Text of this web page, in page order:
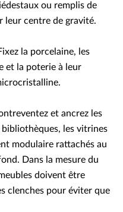
ou remplis de
leur centre de gravité.
la porcelaine, les
et la poterie à leur
et ancrez les
les vitrines
modulaire rattachés au
Dans la mesure du
doivent être
clenches pour éviter que